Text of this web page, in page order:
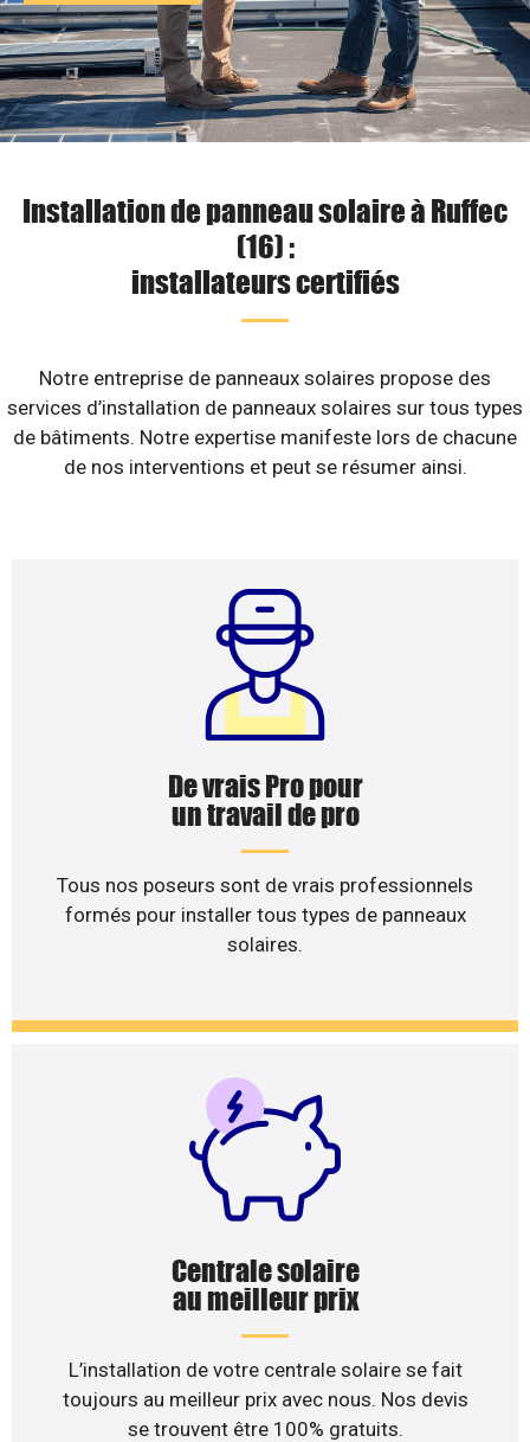
Installation de panneau solaire à Ruffec
(16) :
installateurs certifiés
Notre entreprise de panneaux solaires propose des
services d’installation de panneaux solaires sur tous types
de bâtiments. Notre expertise manifeste lors de chacune
de nos interventions et peut se résumer ainsi.
De vrais Pro pour
un travail de pro
Tous nos poseurs sont de vrais professionnels
formés pour installer tous types de panneaux
solaires.
Centrale solaire
au meilleur prix
L’installation de votre centrale solaire se fait
toujours au meilleur prix avec nous. Nos devis
se trouvent être 100% gratuits.